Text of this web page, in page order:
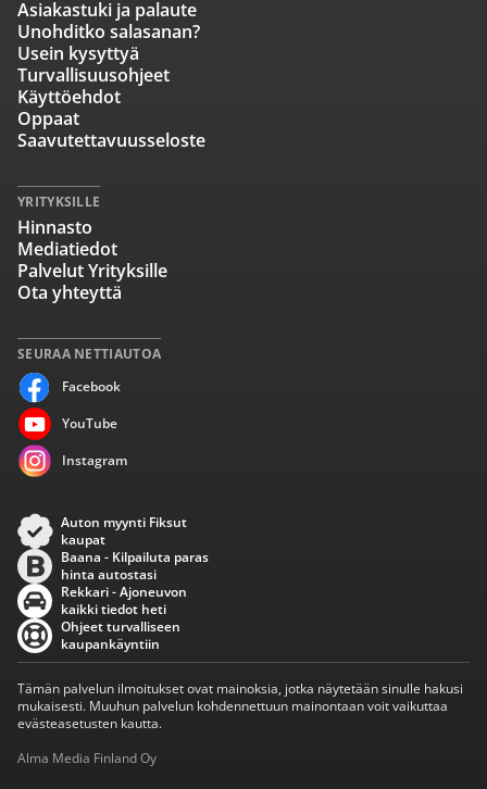
SEURAA NETTIAUTOA
Facebook
YouTube
Instagram
Asiakastuki ja palaute
Unohditko salasanan?
Usein kysyttyä
Turvallisuusohjeet
Käyttöehdot
Oppaat
Saavutettavuusseloste
YRITYKSILLE
Hinnasto
Mediatiedot
Palvelut Yrityksille
Ota yhteyttä
Auton myynti Fiksut
kaupat
Baana - Kilpailuta paras
hinta autostasi
Rekkari - Ajoneuvon
kaikki tiedot heti
Ohjeet turvalliseen
kaupankäyntiin
Tämän palvelun ilmoitukset ovat mainoksia, jotka näytetään sinulle hakusi
mukaisesti. Muuhun palvelun kohdennettuun mainontaan voit vaikuttaa
evästeasetusten kautta.
Alma Media Finland Oy